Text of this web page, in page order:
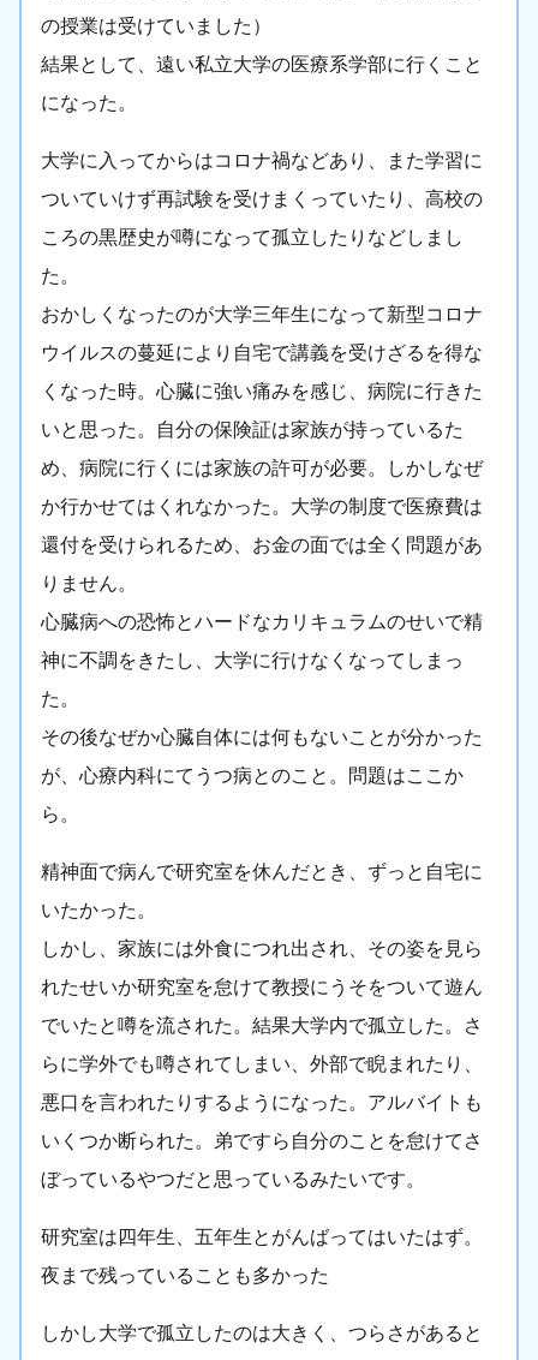
の授業は受けていました）
結果として、遠い私立大学の医療系学部に行くこと
になった。
大学に入ってからはコロナ禍などあり、また学習に
ついていけず再試験を受けまくっていたり、高校の
ころの黒歴史が噂になって孤立したりなどしまし
た。
おかしくなったのが大学三年生になって新型コロナ
ウイルスの蔓延により自宅で講義を受けざるを得な
くなった時。心臓に強い痛みを感じ、病院に行きた
いと思った。自分の保険証は家族が持っているた
め、病院に行くには家族の許可が必要。しかしなぜ
か行かせてはくれなかった。大学の制度で医療費は
還付を受けられるため、お金の面では全く問題があ
りません。
心臓病への恐怖とハードなカリキュラムのせいで精
神に不調をきたし、大学に行けなくなってしまっ
た。
その後なぜか心臓自体には何もないことが分かった
が、心療内科にてうつ病とのこと。問題はここか
ら。
精神面で病んで研究室を休んだとき、ずっと自宅に
いたかった。
しかし、家族には外食につれ出され、その姿を見ら
れたせいか研究室を怠けて教授にうそをついて遊ん
でいたと噂を流された。結果大学内で孤立した。さ
らに学外でも噂されてしまい、外部で睨まれたり、
悪口を言われたりするようになった。アルバイトも
いくつか断られた。弟ですら自分のことを怠けてさ
ぼっているやつだと思っているみたいです。
研究室は四年生、五年生とがんばってはいたはず。
夜まで残っていることも多かった
しかし大学で孤立したのは大きく、つらさがあると